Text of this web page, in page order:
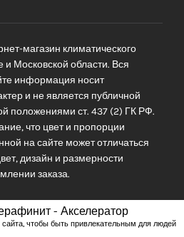
магазин климатического
Московской области. Вся
информация носит
и не является публичной
положениями ст. 437 (2) ГК РФ.
что цвет и пропорции
на сайте может отличаться
дизайн и размерности
заказа.
- Акселератор
чтобы быть привлекательным для людей